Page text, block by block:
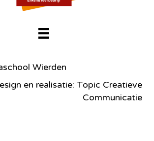
Wierden
en realisatie: Topic Creatieve
Communicatie